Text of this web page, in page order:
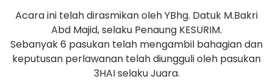
Acara ini telah dirasmikan oleh YBhg. Datuk M.Bakri
Abd Majid, selaku Penaung KESURIM.
Sebanyak 6 pasukan telah mengambil bahagian dan
keputusan perlawanan telah diungguli oleh pasukan
3HAI selaku Juara.